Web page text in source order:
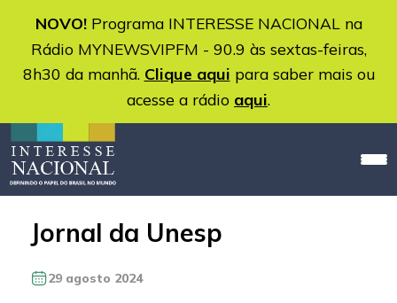
NOVO!Programa INTERESSE NACIONAL na
Rádio MYNEWSVIPFM - 90.9 às sextas-feiras,
8h30 da manhã. Clique aqui para saber mais ou
acesse a rádio aqui.
Jornal da Unesp
29 agosto 2024